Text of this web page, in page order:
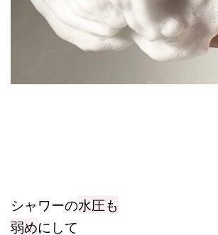
シャワーの水圧も
弱めにして